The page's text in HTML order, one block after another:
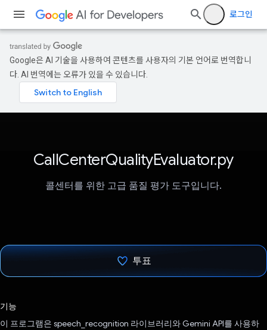
로그인
Google은 AI 기술을 사용하여 콘텐츠를 사용자의 기본 언어로 번역합니
다. AI 번역에는 오류가 있을 수 있습니다.
CallCenterQualityEvaluator.py
콜센터를 위한 고급 품질 평가 도구입니다.
투표
기능
이 프로그램은 speech_recognition 라이브러리와 Gemini API를 사용하